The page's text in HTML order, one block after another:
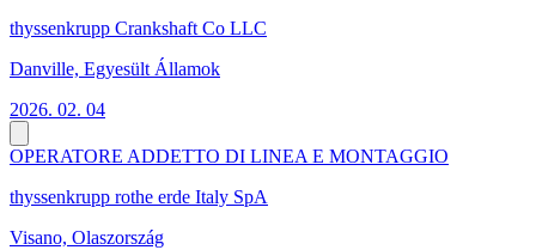
thyssenkrupp Crankshaft Co LLC
Danville, Egyesült Államok
2026. 02. 04
OPERATORE ADDETTO DI LINEA E MONTAGGIO
thyssenkrupp rothe erde Italy SpA
Visano, Olaszország